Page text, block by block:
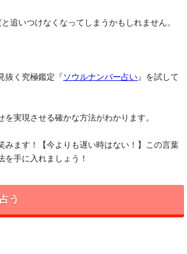
追いつけなくなってしまうかもしれません。
抜く究極鑑定『 ソウルナンバー占い 』を試して
実現させる確かな方法がわかります。
ます！【今よりも遅い時はない！】この言葉
手に入れましょう！
う